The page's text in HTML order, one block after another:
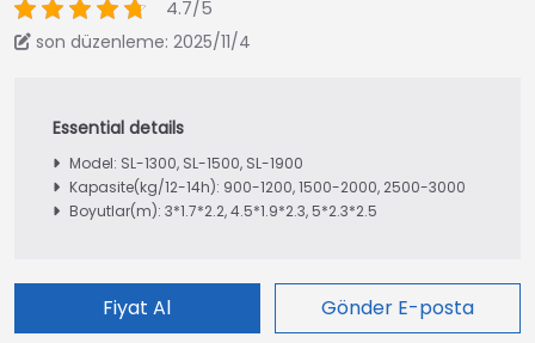
4.7/5
son düzenleme: 2025/11/4
Model: SL-1300, SL-1500, SL-1900
Kapasite(kg/12-14h): 900-1200, 1500-2000, 2500-3000
Boyutlar(m): 3*1.7*2.2, 4.5*1.9*2.3, 5*2.3*2.5
Fiyat Al Gönder E-posta